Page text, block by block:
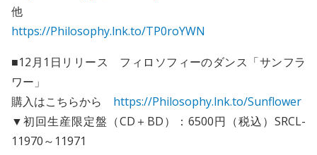
他
https://Philosophy.lnk.to/TP0roYWN
■12月1日リリース フィロソフィーのダンス「サンフラ
ワー」
購入はこちらから https://Philosophy.lnk.to/Sunflower
▼初回生産限定盤（CD＋BD）：6500円（税込）SRCL-
11970～11971